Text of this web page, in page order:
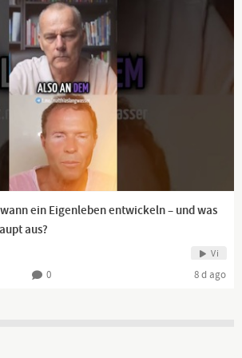
ein Eigenleben entwickeln – und was
aus?
Vi
0 8 d ago